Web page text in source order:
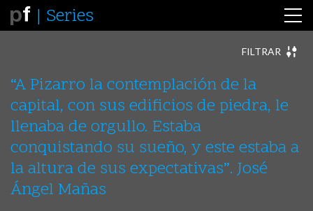
Series
FILTRAR
ABSTRACTAE ANIMALES ARQUITECTURAS
AUREAS
CERTIDUMBRES CIUDADES
ESTATUAS
FIN
FOTORREALISMOS INCERTIDUMBRES
INCIPIT
INDIA
INTERLUDIOS LE FLÂNEUR
MAKING-OFF
MÉXICO MISCELANEA
NAUFRAGIOS
PERFORMANCE - FRACASAR
PERFORMANCE – CLAROSCUROS
PERFORMANCE – ESCENIFICACIONES
PERFORMANCE – EXISTIR
“A Pizarro la contemplación de la
capital, con sus edificios de piedra, le
llenaba de orgullo. Estaba
conquistando su sueño, y este estaba a
la altura de sus expectativas”. José
Ángel Mañas